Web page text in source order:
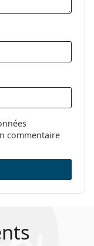
commentaire